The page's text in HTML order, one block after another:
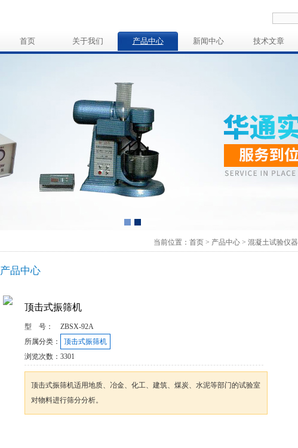
首页 关于我们 产品中心 新闻中心 技术文章
当前位置： 首页 > 产品中心 > 混凝土试验仪器
产品中心
顶击式振筛机
型 号：
ZBSX-92A
所属分类：
顶击式振筛机
浏览次数： 3301
顶击式振筛机适用地质、冶金、化工、建筑、煤炭、水泥等部门的试验室
对物料进行筛分分析。